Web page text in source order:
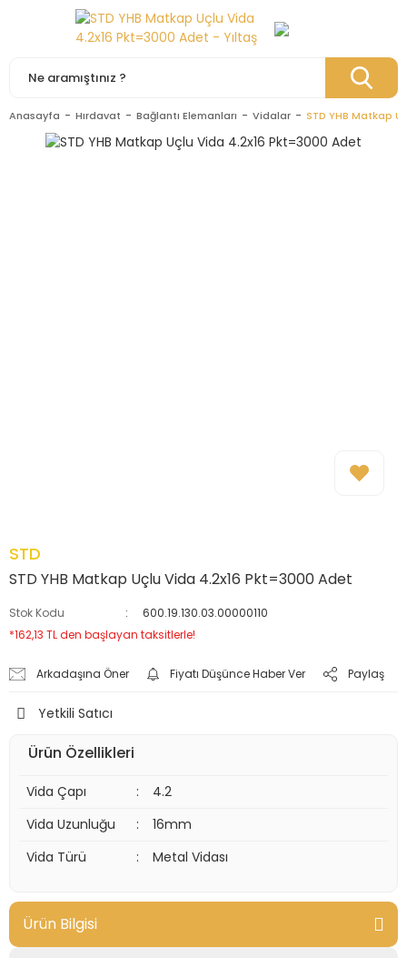
Anasayfa Hırdavat Bağlantı Elemanları Vidalar STD YHB Matkap
STD
STD YHB Matkap Uçlu Vida 4.2x16 Pkt=3000 Adet
Stok Kodu
600.19.130.03.00000110
*162,13 TL den başlayan taksitlerle!
Arkadaşına Öner Fiyatı Düşünce Haber Ver Paylaş
Yetkili Satıcı
Ürün Özellikleri
Vida Çapı :
4.2
Vida Uzunluğu
:
16mm
Vida Türü
: Metal Vidası
Ürün Bilgisi